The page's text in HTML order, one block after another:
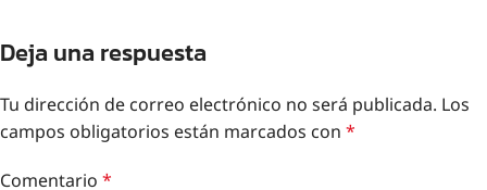
Deja una respuesta
Tu dirección de correo electrónico no será publicada. Los
campos obligatorios están marcados con *
Comentario *